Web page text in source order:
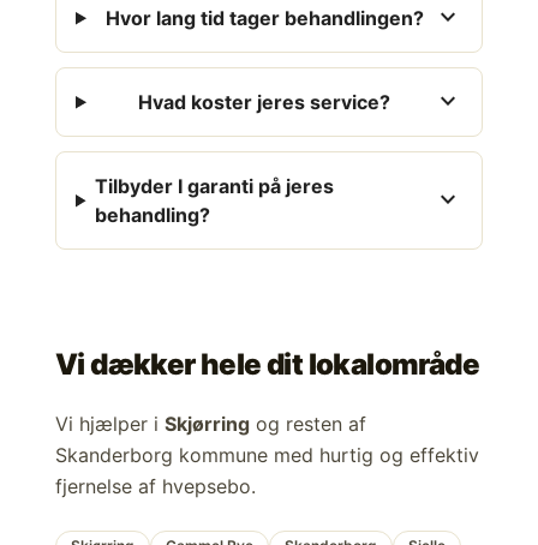
Hvor lang tid tager behandlingen? expand_more
Hvad koster jeres service? expand_more
Tilbyder I garanti på jeres
behandling?
expand_more
Vi dækker hele dit lokalområde
Vi hjælper i Skjørring og resten af
Skanderborg kommune med hurtig og effektiv
fjernelse af hvepsebo.